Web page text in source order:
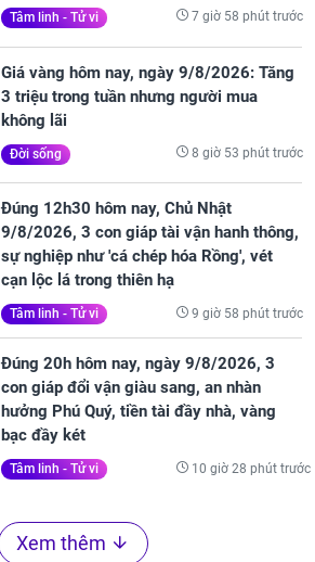
Tâm linh - Tử vi 7 giờ 58 phút trước
Giá vàng hôm nay, ngày 9/8/2026: Tăng
3 triệu trong tuần nhưng người mua
không lãi
Đời sống 8 giờ 53 phút trước
Đúng 12h30 hôm nay, Chủ Nhật
9/8/2026, 3 con giáp tài vận hanh thông,
sự nghiệp như 'cá chép hóa Rồng', vét
cạn lộc lá trong thiên hạ
Tâm linh - Tử vi 9 giờ 58 phút trước
Đúng 20h hôm nay, ngày 9/8/2026, 3
con giáp đổi vận giàu sang, an nhàn
hưởng Phú Quý, tiền tài đầy nhà, vàng
bạc đầy két
Tâm linh - Tử vi 10 giờ 28 phút trước
Xem thêm